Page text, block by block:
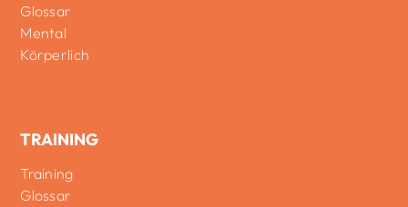
Glossar
Mental
Körperlich
TRAINING
Training
Glossar